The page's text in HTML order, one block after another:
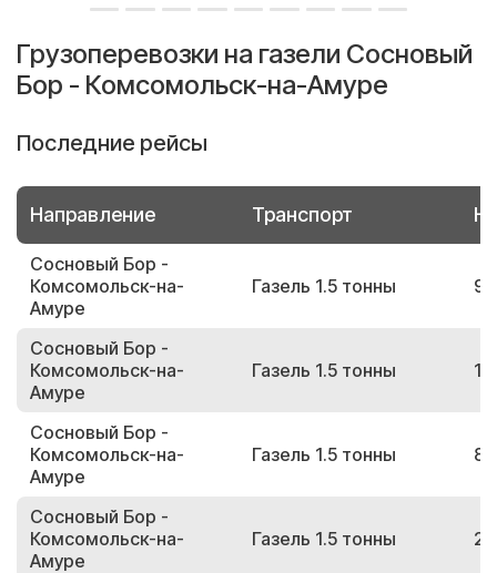
Грузоперевозки на газели Сосновый
Бор - Комсомольск-на-Амуре
Последние рейсы
Направление Транспорт
Сосновый Бор -
Комсомольск-на-
Амуре
Газель 1.5 тонны
Сосновый Бор -
Комсомольск-на-
Амуре
Газель 1.5 тонны
Сосновый Бор -
Комсомольск-на-
Амуре
Газель 1.5 тонны
Сосновый Бор -
Комсомольск-на-
Амуре
Газель 1.5 тонны